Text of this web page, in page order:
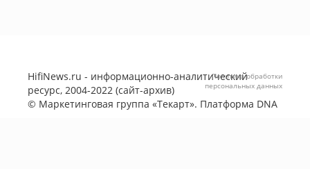
HifiNews.ru - информационно-аналитический
ресурс, 2004-2022 (сайт-архив)
© Маркетинговая группа «Текарт». Платформа DNA
Политика обработки
персональных данных